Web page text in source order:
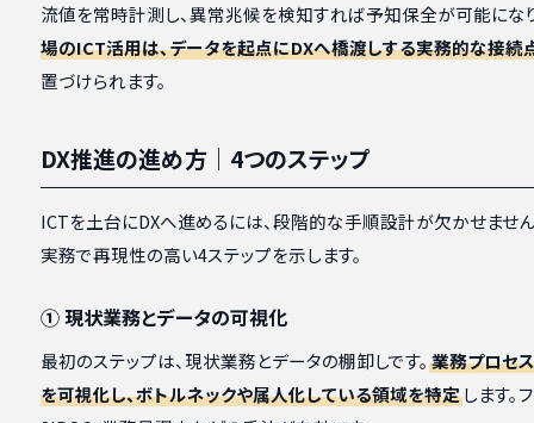
流値を常時計測し、異常兆候を検知すれば予知保全が可能にな
場のICT活用は、データを起点にDXへ橋渡しする実務的な接続
置づけられます。
DX推進の進め方｜4つのステップ
ICTを土台にDXへ進めるには、段階的な手順設計が欠かせません
実務で再現性の高い4ステップを示します。
① 現状業務とデータの可視化
最初のステップは、現状業務とデータの棚卸しです。 業務プロセ
を可視化し、ボトルネックや属人化している領域を特定します。